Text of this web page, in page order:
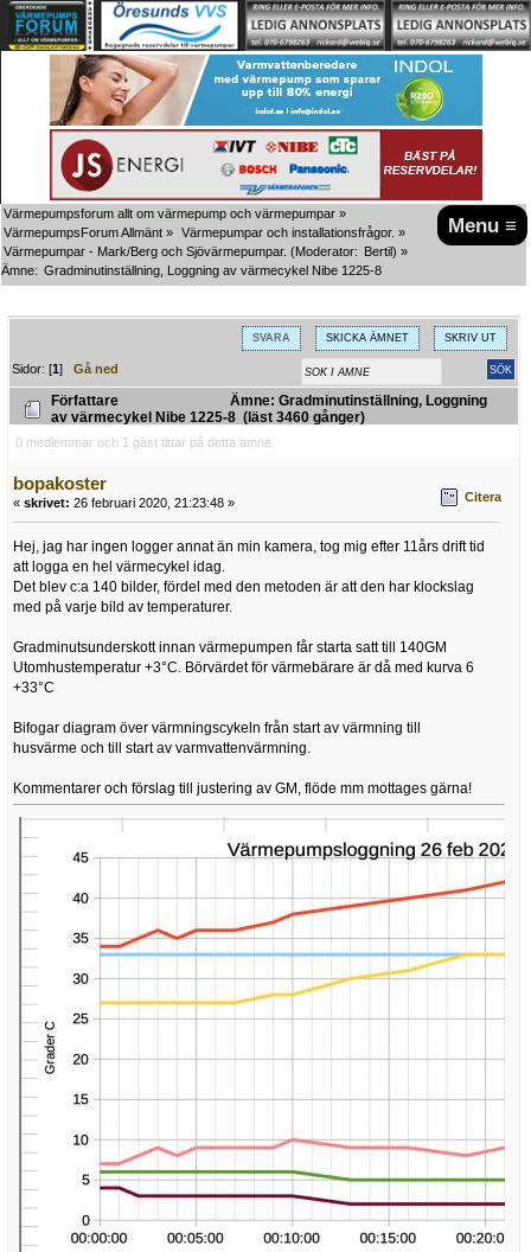
Menu ≡
Värmepumpsforum allt om värmepump och värmepumpar »
VärmepumpsForum Allmänt » Värmepumpar och installationsfrågor. »
Värmepumpar - Mark/Berg och Sjövärmepumpar. (Moderator: Bertil) »
Ämne: Gradminutinställning, Loggning av värmecykel Nibe 1225-8
SVARA SKICKA ÄMNET SKRIV UT
Sidor: [1]Gå ned
Författare
Ämne: Gradminutinställning, Loggning
av värmecykel Nibe 1225-8 (läst 3460 gånger)
0 medlemmar och 1 gäst tittar på detta ämne.
bopakoster
« skrivet: 26 februari 2020, 21:23:48 » Citera
Hej, jag har ingen logger annat än min kamera, tog mig efter 11års drift tid
att logga en hel värmecykel idag.
Det blev c:a 140 bilder, fördel med den metoden är att den har klockslag
med på varje bild av temperaturer.
Gradminutsunderskott innan värmepumpen får starta satt till 140GM
Utomhustemperatur +3°C. Börvärdet för värmebärare är då med kurva 6
+33°C
Bifogar diagram över värmningscykeln från start av värmning till
husvärme och till start av varmvattenvärmning.
Kommentarer och förslag till justering av GM, flöde mm mottages gärna!